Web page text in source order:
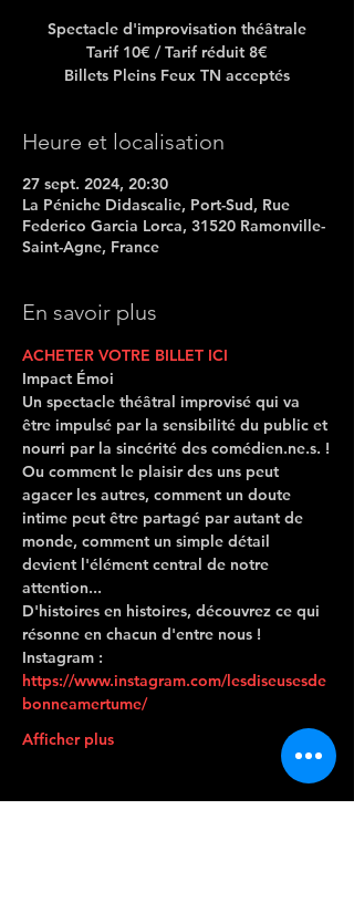
Spectacle d'improvisation théâtrale
Tarif 10€ / Tarif réduit 8€
Heure et localisation
27 sept. 2024, 20:30
La Péniche Didascalie, Port-Sud, Rue
Federico Garcia Lorca, 31520 Ramonville-
Saint-Agne, France
En savoir plus
ACHETER VOTRE BILLET ICI
Impact Émoi
Un spectacle théâtral improvisé qui va
être impulsé par la sensibilité du public et
nourri par la sincérité des comédien.ne.s. !
Ou comment le plaisir des uns peut
agacer les autres, comment un doute
intime peut être partagé par autant de
monde, comment un simple détail
devient l'élément central de notre
attention...
D'histoires en histoires, découvrez ce qui
résonne en chacun d'entre nous !
Instagram :
https://www.instagram.com/lesdiseusesde
bonneamertume/
Afficher plus